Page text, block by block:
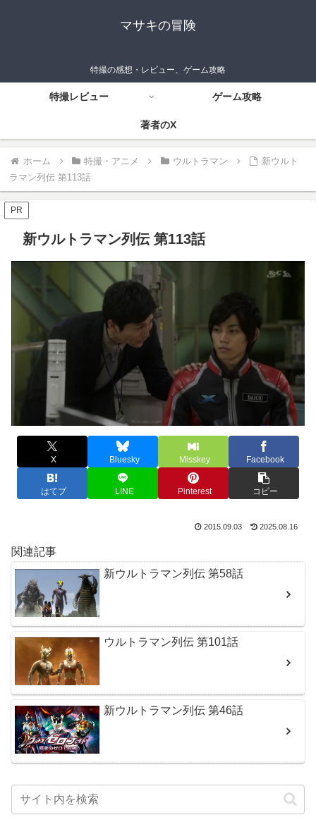
マサキの冒険
特撮の感想・レビュー、ゲーム攻略
特撮レビュー ゲーム攻略
著者のX
ホーム 特撮・アニメ ウルトラマン
新ウルト
ラマン列伝 第113話
PR
新ウルトラマン列伝 第113話
X Bluesky Misskey Facebook
はてブ LINE Pinterest コピー
2015.09.03 2025.08.16
関連記事
新ウルトラマン列伝 第58話
ウルトラマン列伝 第101話
新ウルトラマン列伝 第46話